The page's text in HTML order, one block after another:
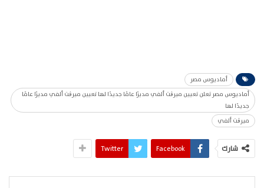
أماديوس مصر
أماديوس مصر تعلن تعيين ميرڨت ألفي مديرًا عامًا جديدًا لها تعيين ميرڨت ألفي مديرًا عامًا
جديدًا لها
ميرڨت ألفي
شارك Facebook
Twitter